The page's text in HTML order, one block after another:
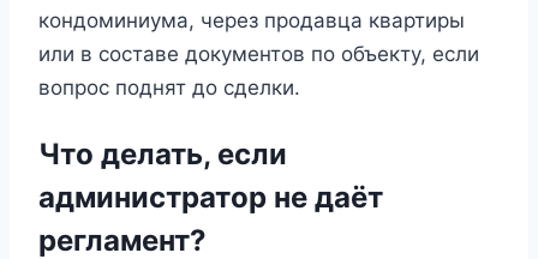
кондоминиума, через продавца квартиры
или в составе документов по объекту, если
вопрос поднят до сделки.
Что делать, если
администратор не даёт
регламент?